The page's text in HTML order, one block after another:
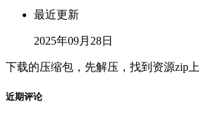
最近更新
2025年09月28日
下载的压缩包，先解压，找到资源zip上
近期评论